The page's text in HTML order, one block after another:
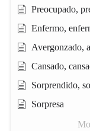
Preocupado,
Enfermo,
Avergonzado,
Cansado,
Sorprendido,
Sorpresa